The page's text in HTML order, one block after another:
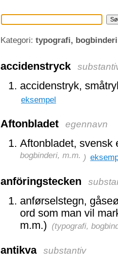
Kategori: typografi,
accidenstryck
accidenstryk,
eksempel
Aftonbladet egennavn
Aftonbladet, svensk
bogbinderi, m.m. )
anföringstecken
anførselstegn,
ord som man vil
m.m.) (typografi,
antikva substantiv